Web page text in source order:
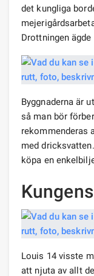
det kungliga
Drottningen
Byggnaderna är
så man bör
rekommenderas
med
köpa en
Louis 14 visste
att njuta av allt